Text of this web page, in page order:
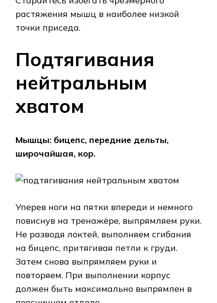
растяжения мышц в наиболее низкой
точки приседа.
Подтягивания
нейтральным
хватом
Мышцы: бицепс, передние дельты,
широчайшая, кор.
Уперев ноги на пятки впереди и немного
повиснув на тренажёре, выпрямляем руки.
Не разводя локтей, выполняем сгибания
на бицепс, притягивая петли к груди.
Затем снова выпрямляем руки и
повторяем. При выполнении корпус
должен быть максимально выпрямлен в